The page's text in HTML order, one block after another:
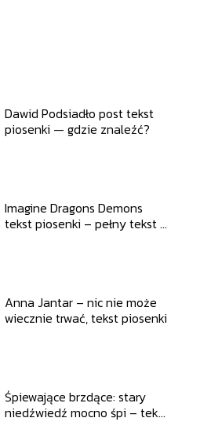
Dawid Podsiadło post tekst
piosenki — gdzie znaleźć?
Imagine Dragons Demons
tekst piosenki – pełny tekst i
Anna Jantar – nic nie może
wiecznie trwać, tekst piosenki
Śpiewające brzdące: stary
niedźwiedź mocno śpi – tekst